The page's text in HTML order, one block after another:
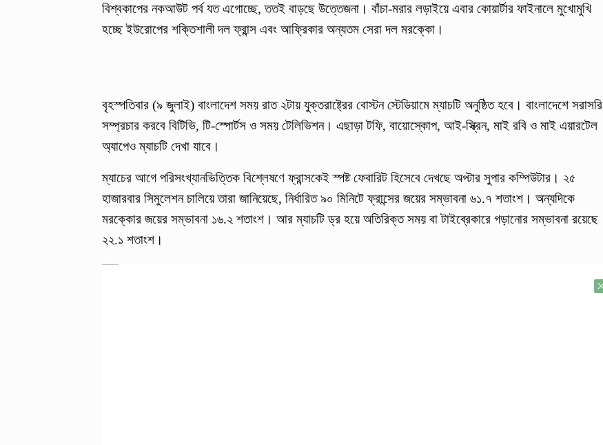
বিশ্বকাপের নকআউট পর্ব যত এগোচ্ছে, ততই বাড়ছে উত্তেজনা। বাঁচা-মরার লড়াইয়ে এবার কোয়ার্টার ফাইনালে মুখোমুখি
হচ্ছে ইউরোপের শক্তিশালী দল ফ্রান্স এবং আফ্রিকার অন্যতম সেরা দল মরক্কো।
বৃহস্পতিবার (৯ জুলাই) বাংলাদেশ সময় রাত ২টায় যুক্তরাষ্ট্রের বোস্টন স্টেডিয়ামে ম্যাচটি অনুষ্ঠিত হবে। বাংলাদেশে সরাসরি
সম্প্রচার করবে বিটিভি, টি-স্পোর্টস ও সময় টেলিভিশন। এছাড়া টফি, বায়োস্কোপ, আই-স্ক্রিন, মাই রবি ও মাই এয়ারটেল
অ্যাপেও ম্যাচটি দেখা যাবে।
ম্যাচের আগে পরিসংখ্যানভিত্তিক বিশ্লেষণে ফ্রান্সকেই স্পষ্ট ফেবারিট হিসেবে দেখছে অপ্টার সুপার কম্পিউটার। ২৫
হাজারবার সিমুলেশন চালিয়ে তারা জানিয়েছে, নির্ধারিত ৯০ মিনিটে ফ্রান্সের জয়ের সম্ভাবনা ৬১.৭ শতাংশ। অন্যদিকে
মরক্কোর জয়ের সম্ভাবনা ১৬.২ শতাংশ। আর ম্যাচটি ড্র হয়ে অতিরিক্ত সময় বা টাইব্রেকারে গড়ানোর সম্ভাবনা রয়েছে
২২.১ শতাংশ।